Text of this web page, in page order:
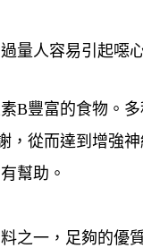
量人容易引起噁
B豐富的食物。
，從而達到增強
幫助。
之一，足夠的優